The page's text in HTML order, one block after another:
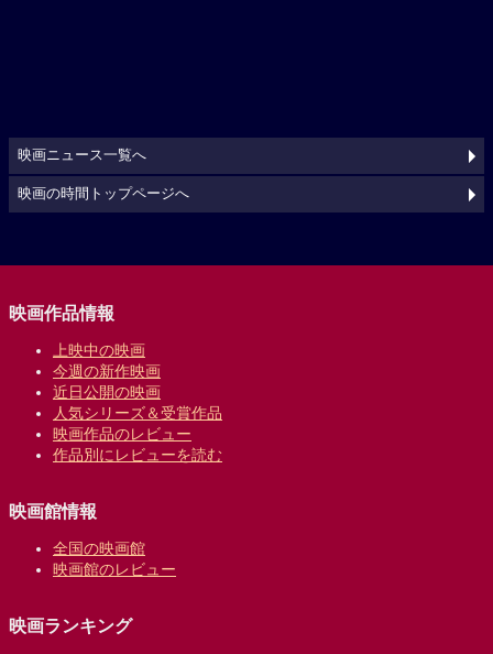
映画ニュース一覧へ
映画の時間トップページへ
映画作品情報
上映中の映画
今週の新作映画
近日公開の映画
人気シリーズ＆受賞作品
映画作品のレビュー
作品別にレビューを読む
映画館情報
全国の映画館
映画館のレビュー
映画ランキング